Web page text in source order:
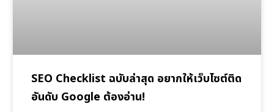
SEO Checklist ฉบับล่าสุด อยากให้เว็บไซต์ติด
อันดับ Google ต้องอ่าน!